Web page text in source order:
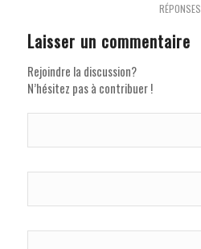
RÉPONSES
Laisser un commentaire
Rejoindre la discussion?
N’hésitez pas à contribuer !